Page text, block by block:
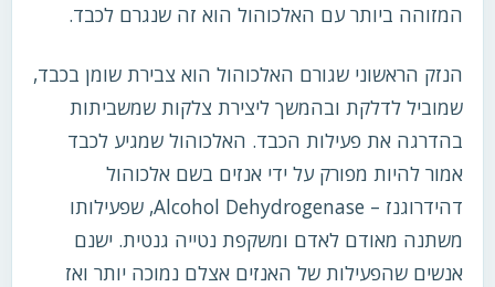
המזוהה ביותר עם האלכוהול הוא זה שנגרם לכבד.
הנזק הראשוני שגורם האלכוהול הוא צבירת שומן בכבד,
שמוביל לדלקת ובהמשך ליצירת צלקות שמשביתות
בהדרגה את פעילות הכבד. האלכוהול שמגיע לכבד
אמור להיות מפורק על ידי אנזים בשם אלכוהול
דהידרוגנז – Alcohol Dehydrogenase, שפעילותו
משתנה מאודם לאדם ומשקפת נטייה גנטית. ישנם
אנשים שהפעילות של האנזים אצלם נמוכה יותר ואז